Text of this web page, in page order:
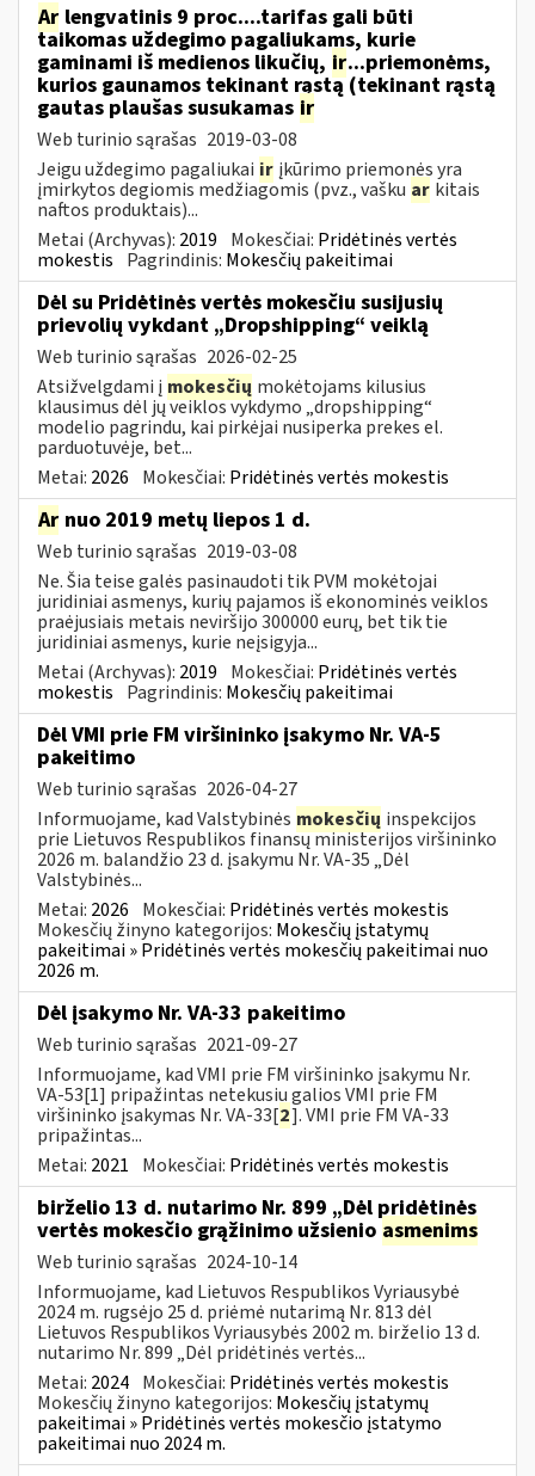
Ar lengvatinis 9 proc....tarifas gali būti
taikomas uždegimo pagaliukams, kurie
gaminami iš medienos likučių, ir...priemonėms,
kurios gaunamos tekinant rąstą (tekinant rąstą
gautas plaušas susukamas ir
Web turinio sąrašas 2019-03-08
Jeigu uždegimo pagaliukai ir įkūrimo priemonės yra
įmirkytos degiomis medžiagomis (pvz., vašku ar kitais
naftos produktais)...
Metai (Archyvas): 2019 Mokesčiai: Pridėtinės vertės
mokestis Pagrindinis: Mokesčių pakeitimai
Dėl su Pridėtinės vertės mokesčiu susijusių
prievolių vykdant „Dropshipping“ veiklą
Web turinio sąrašas 2026-02-25
Atsižvelgdami į mokesčių mokėtojams kilusius
klausimus dėl jų veiklos vykdymo „dropshipping“
modelio pagrindu, kai pirkėjai nusiperka prekes el.
parduotuvėje, bet...
Metai: 2026 Mokesčiai: Pridėtinės vertės mokestis
Ar nuo 2019 metų liepos 1 d.
Web turinio sąrašas 2019-03-08
Ne. Šia teise galės pasinaudoti tik PVM mokėtojai
juridiniai asmenys, kurių pajamos iš ekonominės veiklos
praėjusiais metais neviršijo 300000 eurų, bet tik tie
juridiniai asmenys, kurie neįsigyja...
Metai (Archyvas): 2019 Mokesčiai: Pridėtinės vertės
mokestis Pagrindinis: Mokesčių pakeitimai
Dėl VMI prie FM viršininko įsakymo Nr. VA-5
pakeitimo
Web turinio sąrašas 2026-04-27
Informuojame, kad Valstybinės mokesčių inspekcijos
prie Lietuvos Respublikos finansų ministerijos viršininko
2026 m. balandžio 23 d. įsakymu Nr. VA-35 „Dėl
Valstybinės...
Metai: 2026 Mokesčiai: Pridėtinės vertės mokestis
Mokesčių žinyno kategorijos: Mokesčių įstatymų
pakeitimai » Pridėtinės vertės mokesčių pakeitimai nuo
2026 m.
Dėl įsakymo Nr. VA-33 pakeitimo
Web turinio sąrašas 2021-09-27
Informuojame, kad VMI prie FM viršininko įsakymu Nr.
VA-53[1] pripažintas netekusiu galios VMI prie FM
viršininko įsakymas Nr. VA-33[2]. VMI prie FM VA-33
pripažintas...
Metai: 2021 Mokesčiai: Pridėtinės vertės mokestis
birželio 13 d. nutarimo Nr. 899 „Dėl pridėtinės
vertės mokesčio grąžinimo užsienio asmenims
Web turinio sąrašas 2024-10-14
Informuojame, kad Lietuvos Respublikos Vyriausybė
2024 m. rugsėjo 25 d. priėmė nutarimą Nr. 813 dėl
Lietuvos Respublikos Vyriausybės 2002 m. birželio 13 d.
nutarimo Nr. 899 „Dėl pridėtinės vertės...
Metai: 2024 Mokesčiai: Pridėtinės vertės mokestis
Mokesčių žinyno kategorijos: Mokesčių įstatymų
pakeitimai » Pridėtinės vertės mokesčio įstatymo
pakeitimai nuo 2024 m.